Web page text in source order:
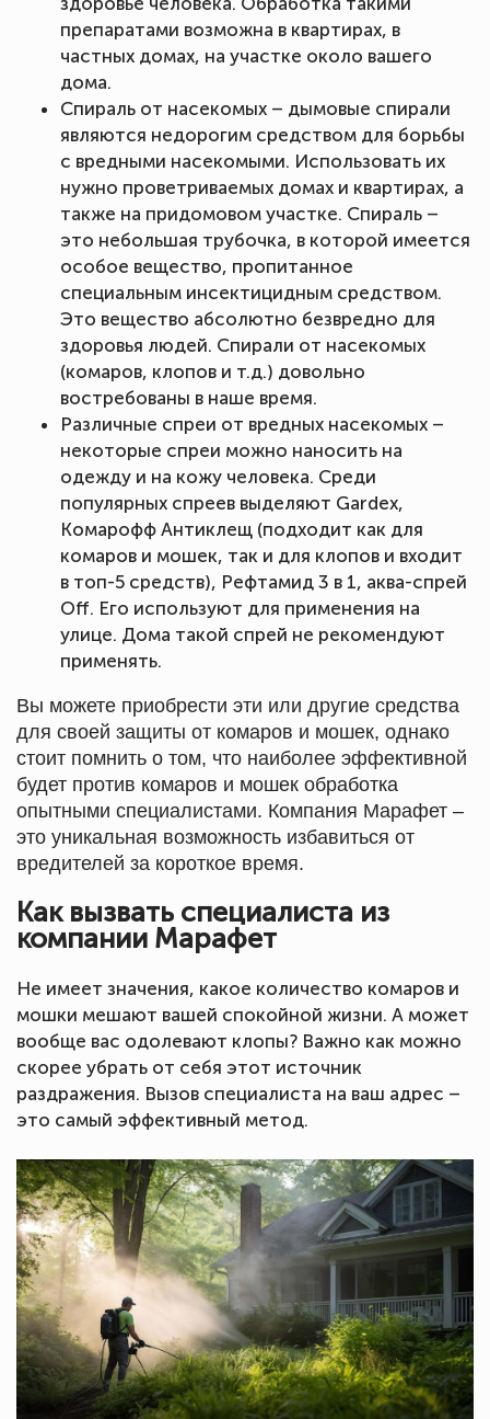
препаратами возможна в квартирах, в
частных домах, на участке около вашего
дома.
Спираль от насекомых – дымовые спирали
являются недорогим средством для борьбы
с вредными насекомыми. Использовать их
нужно проветриваемых домах и квартирах, а
также на придомовом участке. Спираль –
это небольшая трубочка, в которой имеется
особое вещество, пропитанное
специальным инсектицидным средством.
Это вещество абсолютно безвредно для
здоровья людей. Спирали от насекомых
(комаров, клопов и т.д.) довольно
востребованы в наше время.
Различные спреи от вредных насекомых –
некоторые спреи можно наносить на
одежду и на кожу человека. Среди
популярных спреев выделяют Gardex,
Комарофф Антиклещ (подходит как для
комаров и мошек, так и для клопов и входит
в топ-5 средств), Рефтамид 3 в 1, аква-спрей
Off. Его используют для применения на
улице. Дома такой спрей не рекомендуют
применять.
Вы можете приобрести эти или другие средства
для своей защиты от комаров и мошек, однако
стоит помнить о том, что наиболее эффективной
будет против комаров и мошек обработка
опытными специалистами. Компания Марафет –
это уникальная возможность избавиться от
вредителей за короткое время.
Как вызвать специалиста из
компании Марафет
Не имеет значения, какое количество комаров и
мошки мешают вашей спокойной жизни. А может
вообще вас одолевают клопы? Важно как можно
скорее убрать от себя этот источник
раздражения. Вызов специалиста на ваш адрес –
это самый эффективный метод.